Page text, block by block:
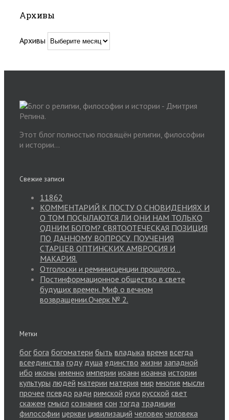
Архивы
Архивы
Этот блог полностью посвящён религии, философии
и истории...
Свежие записи
11862
КОММЕНТАРИЙ К ПОСТУ О СНОВИДЕНИЯХ И
О ТОМ ПОСЫЛАЮТСЯ ЛИ ОНИ НАМ ТОЛЬКО
ОДНИМ БОГОМ? СВЯТООТЕЧЕСКАЯ ПОЗИЦИЯ
ПО ДАННОМУ ВОПРОСУ. ПОУЧЕНИЯ
СТАРЦЕВ ОПТИНСКИХ АМВРОСИЯ И
МАКАРИЯ.
Отголоски и реминисценции прошлого…
Постинформационное общество в свете
будущих времен. Миф о вечном
возвращении.Очерк № 2.
Метки
бог бога богоматери быть владыка время всегда
всеединства году душа единство жизни западной
ибо иконы именно империи иоанн иоанна истории
культуры людей материи материя мир многие мысли
прочее псевдо ради римской руси русской свет
скажем смысл сознания сон тогда традиции
философии церкви цивилизаций человек человека